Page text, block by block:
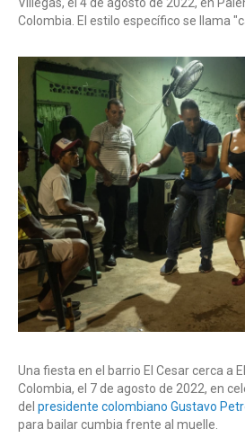
Colombia. El estilo específico se llama
Una fiesta en el barrio El Cesar cerca a
Colombia, el 7 de agosto de 2022, en
del presidente colombiano Gustavo
para bailar cumbia frente al muelle.